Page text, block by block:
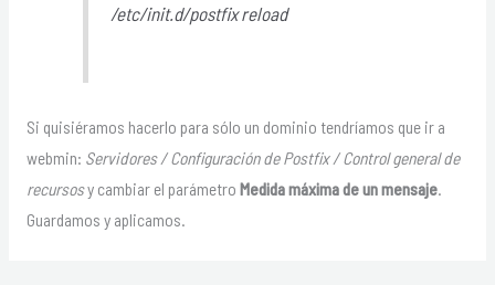
/etc/init.d/postfix reload
Si quisiéramos hacerlo para sólo un dominio tendríamos que ir a
webmin: Servidores / Configuración de Postfix / Control general de
recursosy cambiar el parámetro Medida máxima de un mensaje.
Guardamos y aplicamos.